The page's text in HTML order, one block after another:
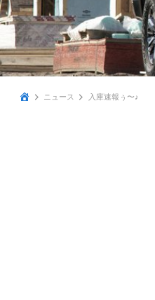
ニュース 入庫速報ぅ〜♪